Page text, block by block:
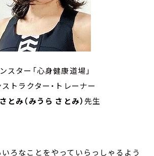
スター「心身健康道場」
トラクター・トレーナー
とみ（みうら さとみ） 先生
ろなことをやっていらっしゃるよう